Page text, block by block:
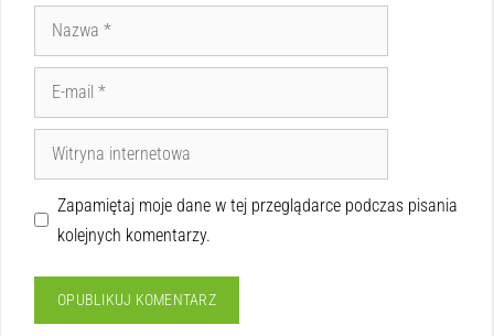
Zapamiętaj moje dane w tej przeglądarce podczas pisania
kolejnych komentarzy.